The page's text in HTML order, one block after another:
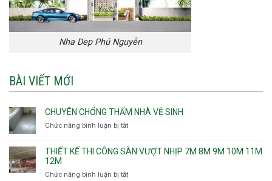
Nha Dep Phú Nguyễn
BÀI VIẾT MỚI
CHUYÊN CHỐNG THẤM NHÀ VỆ SINH
Chức năng bình luận bị tắt
chống
thấm
THIẾT KẾ THI CÔNG SÀN VƯỢT NHỊP 7M 8M 9M 10M 11M
12M
Chức năng bình luận bị tắt